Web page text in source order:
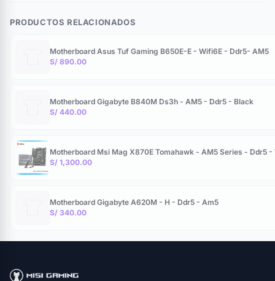
PRODUCTOS RELACIONADOS
Motherboard Asus Tuf Gaming B650E-E - Wifi6E - Ddr5- AM5
S/ 890.00
Motherboard Gigabyte B840M Ds3h - AM5 - Ddr5 - Black
S/ 440.00
Motherboard Msi Mag X870E Tomahawk - AM5 Series - Ddr5 -
S/ 1,300.00
Motherboard Gigabyte A620M - H - Ddr5 - Am5
S/ 340.00